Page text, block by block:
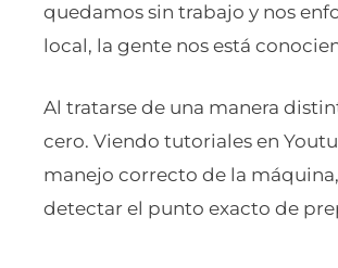
quedamos sin trabajo y nos
local, la gente nos está
Al tratarse de una manera
cero. Viendo tutoriales en
manejo correcto de la
detectar el punto exacto de